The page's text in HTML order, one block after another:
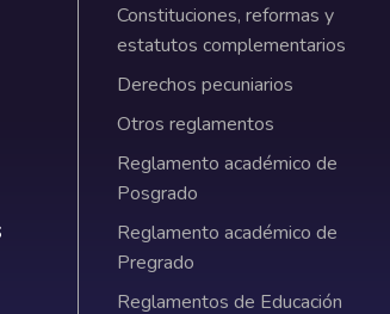
institucionales
Constituciones, reformas y
estatutos complementarios
Derechos pecuniarios
Otros reglamentos
Reglamento académico de
Posgrado
Reglamento académico de
Pregrado
Reglamentos de Educación